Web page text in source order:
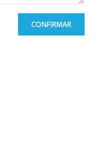
CONFIRMAR